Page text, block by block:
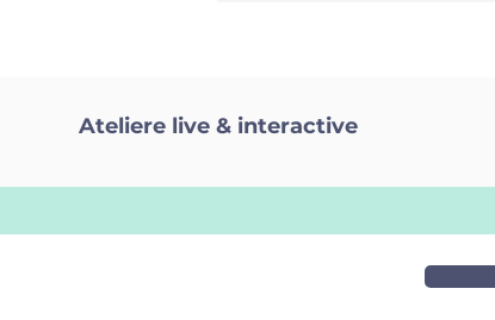
Ateliere live & interactive